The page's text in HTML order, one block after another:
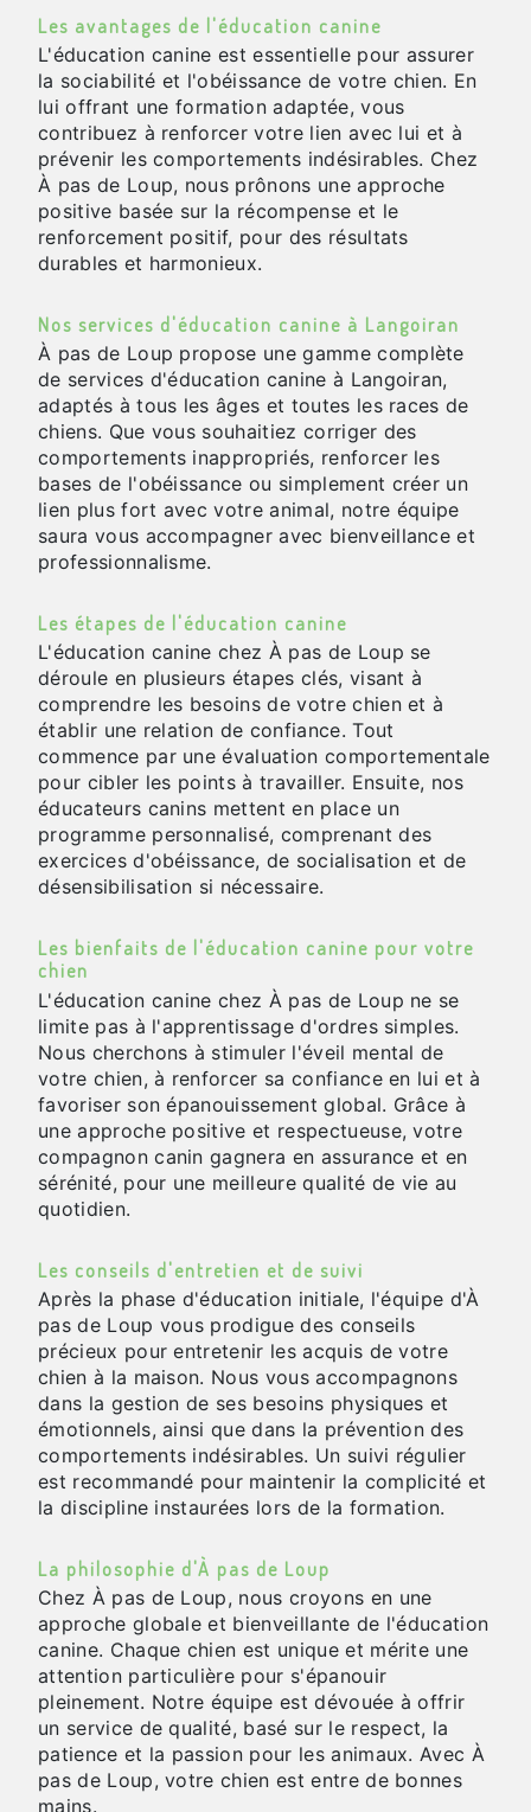
Les avantages de l'éducation canine
L'éducation canine est essentielle pour assurer
la sociabilité et l'obéissance de votre chien. En
lui offrant une formation adaptée, vous
contribuez à renforcer votre lien avec lui et à
prévenir les comportements indésirables. Chez
À pas de Loup, nous prônons une approche
positive basée sur la récompense et le
renforcement positif, pour des résultats
durables et harmonieux.
Nos services d'éducation canine à Langoiran
À pas de Loup propose une gamme complète
de services d'éducation canine à Langoiran,
adaptés à tous les âges et toutes les races de
chiens. Que vous souhaitiez corriger des
comportements inappropriés, renforcer les
bases de l'obéissance ou simplement créer un
lien plus fort avec votre animal, notre équipe
saura vous accompagner avec bienveillance et
professionnalisme.
Les étapes de l'éducation canine
L'éducation canine chez À pas de Loup se
déroule en plusieurs étapes clés, visant à
comprendre les besoins de votre chien et à
établir une relation de confiance. Tout
commence par une évaluation comportementale
pour cibler les points à travailler. Ensuite, nos
éducateurs canins mettent en place un
programme personnalisé, comprenant des
exercices d'obéissance, de socialisation et de
désensibilisation si nécessaire.
Les bienfaits de l'éducation canine pour votre
chien
L'éducation canine chez À pas de Loup ne se
limite pas à l'apprentissage d'ordres simples.
Nous cherchons à stimuler l'éveil mental de
votre chien, à renforcer sa confiance en lui et à
favoriser son épanouissement global. Grâce à
une approche positive et respectueuse, votre
compagnon canin gagnera en assurance et en
sérénité, pour une meilleure qualité de vie au
quotidien.
Les conseils d'entretien et de suivi
Après la phase d'éducation initiale, l'équipe d'À
pas de Loup vous prodigue des conseils
précieux pour entretenir les acquis de votre
chien à la maison. Nous vous accompagnons
dans la gestion de ses besoins physiques et
émotionnels, ainsi que dans la prévention des
comportements indésirables. Un suivi régulier
est recommandé pour maintenir la complicité et
la discipline instaurées lors de la formation.
La philosophie d'À pas de Loup
Chez À pas de Loup, nous croyons en une
approche globale et bienveillante de l'éducation
canine. Chaque chien est unique et mérite une
attention particulière pour s'épanouir
pleinement. Notre équipe est dévouée à offrir
un service de qualité, basé sur le respect, la
patience et la passion pour les animaux. Avec À
pas de Loup, votre chien est entre de bonnes
mains.